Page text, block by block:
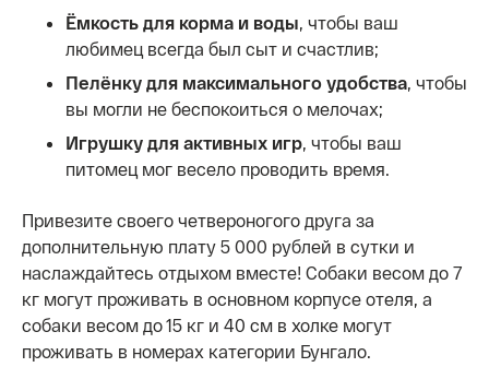
Ёмкость для корма и воды, чтобы ваш
любимец всегда был сыт и счастлив;
Пелёнку для максимального удобства, чтобы
вы могли не беспокоиться о мелочах;
Игрушку для активных игр, чтобы ваш
питомец мог весело проводить время.
Привезите своего четвероногого друга за
дополнительную плату 5 000 рублей в сутки и
наслаждайтесь отдыхом вместе! Собаки весом до 7
кг могут проживать в основном корпусе отеля, а
собаки весом до 15 кг и 40 см в холке могут
проживать в номерах категории Бунгало.